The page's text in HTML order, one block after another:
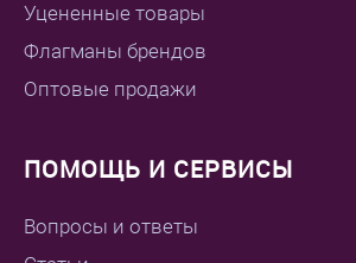
Уцененные товары
Флагманы брендов
Оптовые продажи
ПОМОЩЬ И СЕРВИСЫ
Вопросы и ответы